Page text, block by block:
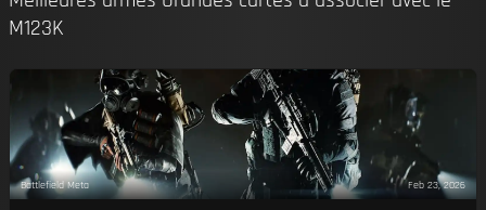
M123K
Battlefield Meta Feb 23, 2026